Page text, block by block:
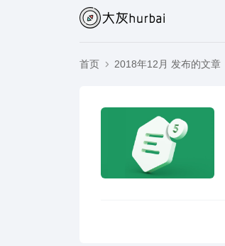
首页 2018年12月 发布的文章